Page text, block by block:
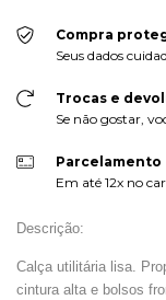
Compra
Seus dados
Trocas e
Se não gostar,
Parcelamento
Em até 12x no
Descrição:
Calça utilitária lisa.
cintura alta e bolsos